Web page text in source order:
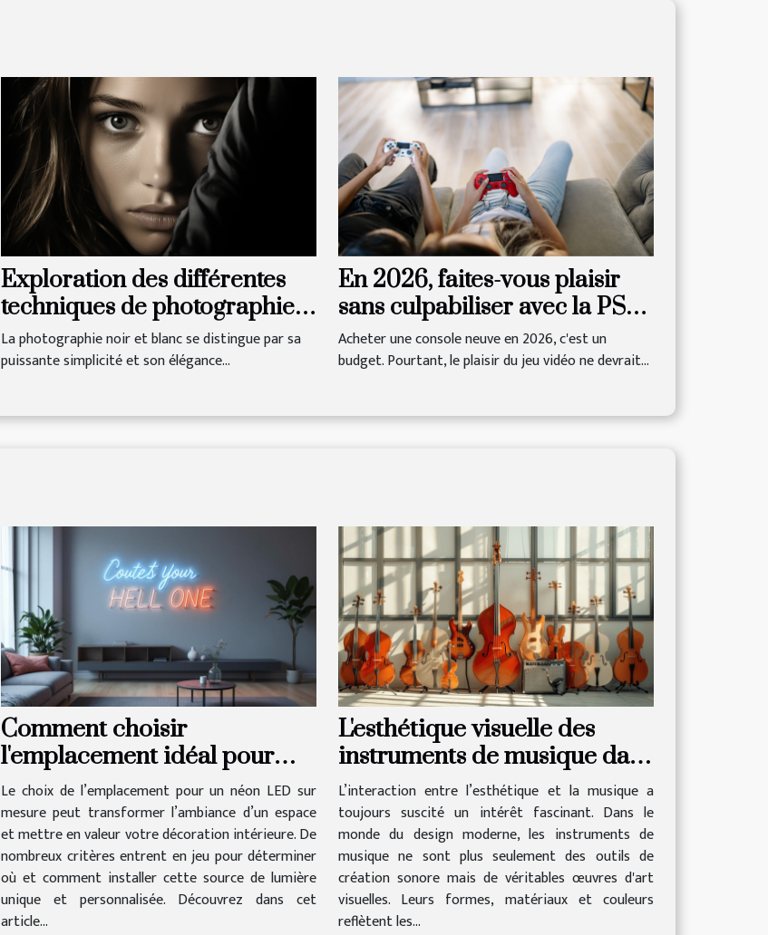
Exploration des différentes
techniques de photographie
noir et blanc pour capturer
l'émotion
La photographie noir et blanc se distingue par sa
puissante simplicité et son élégance...
En 2026, faites-vous plaisir
sans culpabiliser avec la PS4
Slim d'occasion !
Acheter une console neuve en 2026, c'est un
budget. Pourtant, le plaisir du jeu vidéo ne devrait...
Comment choisir
l'emplacement idéal pour
votre néon LED sur mesure ?
Le choix de l’emplacement pour un néon LED sur
mesure peut transformer l’ambiance d’un espace
et mettre en valeur votre décoration intérieure. De
nombreux critères entrent en jeu pour déterminer
où et comment installer cette source de lumière
unique et personnalisée. Découvrez dans cet
article...
L'esthétique visuelle des
instruments de musique dans
le design moderne
L’interaction entre l’esthétique et la musique a
toujours suscité un intérêt fascinant. Dans le
monde du design moderne, les instruments de
musique ne sont plus seulement des outils de
création sonore mais de véritables œuvres d'art
visuelles. Leurs formes, matériaux et couleurs
reflètent les...